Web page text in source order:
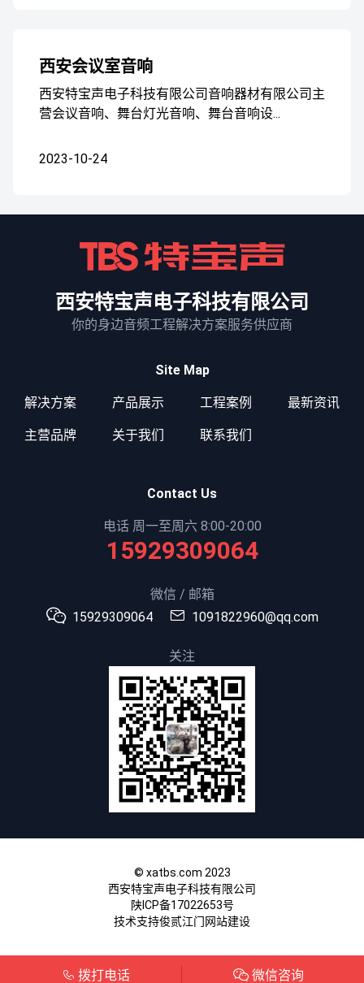
西安会议室音响
西安特宝声电子科技有限公司音响器材有限公司主
营会议音响、舞台灯光音响、舞台音响设...
2023-10-24
西安特宝声电子科技有限公司
你的身边音频工程解决方案服务供应商
Site Map
解决方案 产品展示 工程案例 最新资讯
主营品牌 关于我们 联系我们
Contact Us
电话 周一至周六 8:00-20:00
15929309064
微信 / 邮箱
15929309064
1091822960@qq.com
关注
© xatbs.com 2023
西安特宝声电子科技有限公司
陕ICP备17022653号
技术支持俊贰江门网站建设
拨打电话 微信咨询